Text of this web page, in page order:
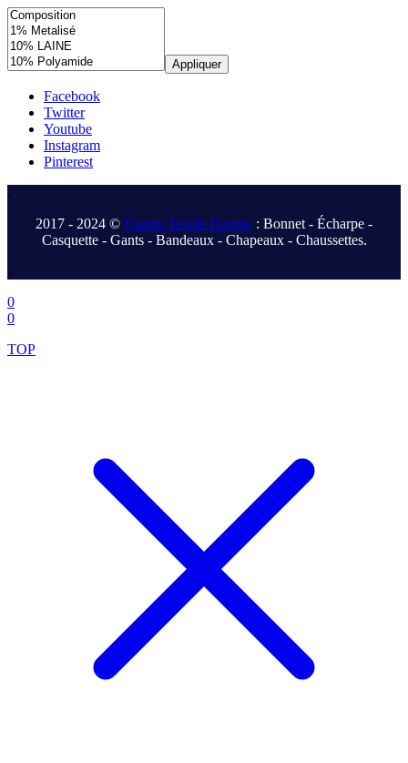
Appliquer
Facebook
Twitter
Youtube
Instagram
Pinterest
.
2017 - 2024 © Fonem Textile Europe : Bonnet - Écharpe -
Casquette - Gants - Bandeaux - Chapeaux - Chaussettes.
.
0
0
TOP